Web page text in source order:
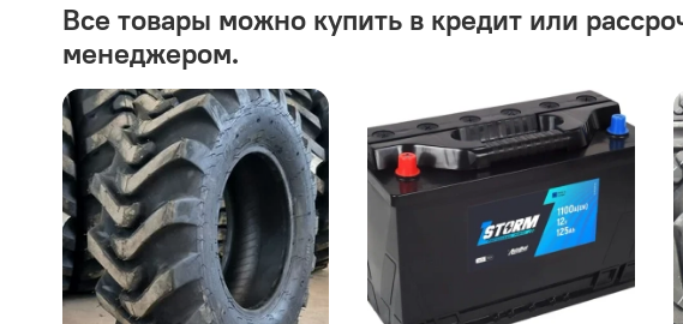
Все товары можно купить в кредит или
менеджером.